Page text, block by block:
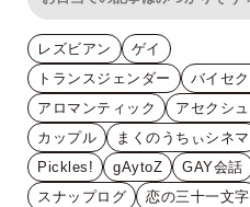
レズビアン
ゲイ
トランスジェンダー
バイセ
アロマンティック
アセクシ
カップル
まくのうちぃシネマ
Pickles!
gAytoZ
GAY会話
スナップログ
恋の三十一文字